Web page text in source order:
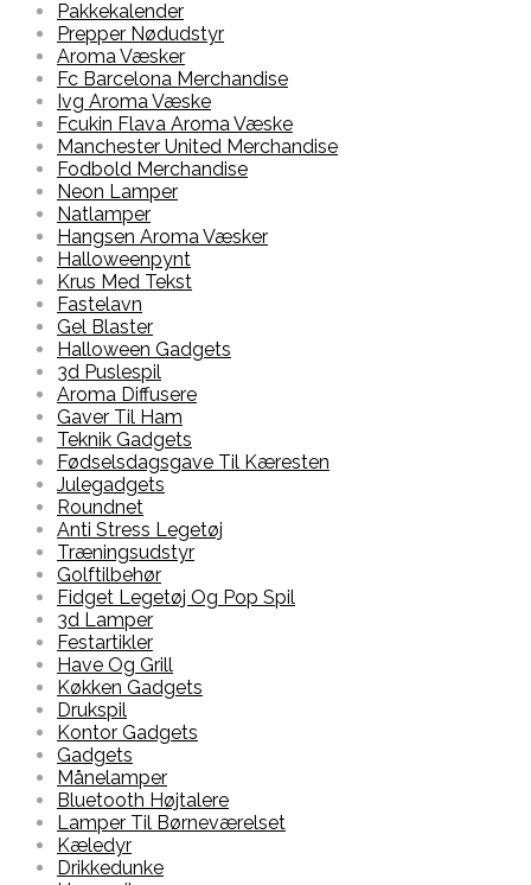
Pakkekalender
Prepper Nødudstyr
Aroma Væsker
Fc Barcelona Merchandise
Ivg Aroma Væske
Fcukin Flava Aroma Væske
Manchester United Merchandise
Fodbold Merchandise
Neon Lamper
Natlamper
Hangsen Aroma Væsker
Halloweenpynt
Krus Med Tekst
Fastelavn
Gel Blaster
Halloween Gadgets
3d Puslespil
Aroma Diffusere
Gaver Til Ham
Teknik Gadgets
Fødselsdagsgave Til Kæresten
Julegadgets
Roundnet
Anti Stress Legetøj
Træningsudstyr
Golftilbehør
Fidget Legetøj Og Pop Spil
3d Lamper
Festartikler
Have Og Grill
Køkken Gadgets
Drukspil
Kontor Gadgets
Gadgets
Månelamper
Bluetooth Højtalere
Lamper Til Børneværelset
Kæledyr
Drikkedunke